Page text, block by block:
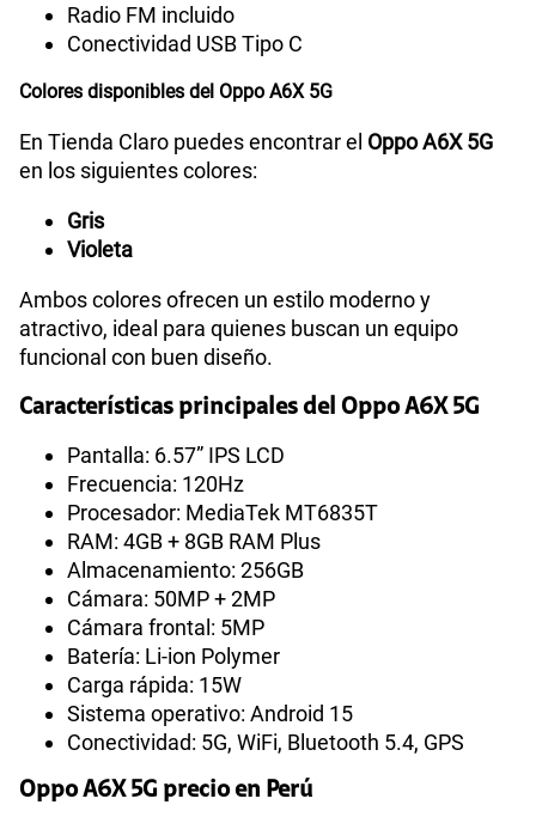
Radio FM incluido
Conectividad USB Tipo C
Colores disponibles del Oppo A6X 5G
En Tienda Claro puedes encontrar el Oppo A6X 5G
en los siguientes colores:
Gris
Violeta
Ambos colores ofrecen un estilo moderno y
atractivo, ideal para quienes buscan un equipo
funcional con buen diseño.
Características principales del Oppo A6X 5G
Pantalla: 6.57” IPS LCD
Frecuencia: 120Hz
Procesador: MediaTek MT6835T
RAM: 4GB + 8GB RAM Plus
Almacenamiento: 256GB
Cámara: 50MP + 2MP
Cámara frontal: 5MP
Batería: Li-ion Polymer
Carga rápida: 15W
Sistema operativo: Android 15
Conectividad: 5G, WiFi, Bluetooth 5.4, GPS
Oppo A6X 5G precio en Perú